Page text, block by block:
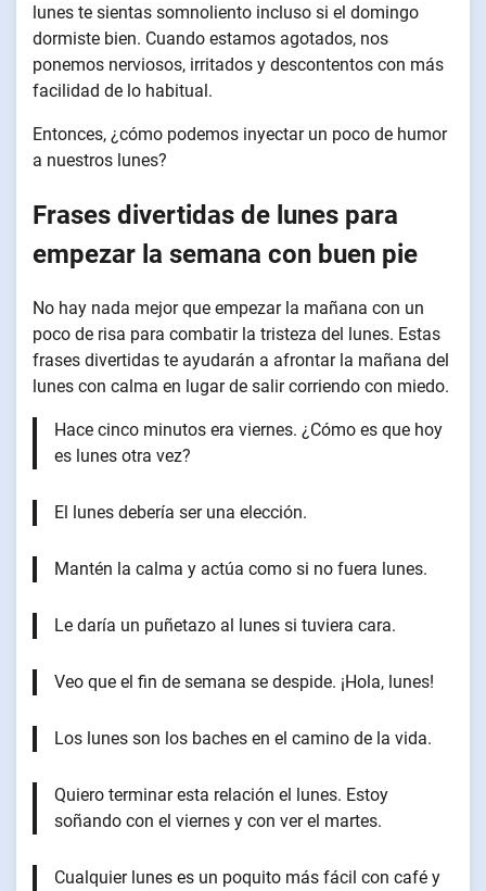
lunes te sientas somnoliento incluso si el domingo
dormiste bien. Cuando estamos agotados, nos
ponemos nerviosos, irritados y descontentos con más
facilidad de lo habitual.
Entonces, ¿cómo podemos inyectar un poco de humor
a nuestros lunes?
Frases divertidas de lunes para
empezar la semana con buen pie
No hay nada mejor que empezar la mañana con un
poco de risa para combatir la tristeza del lunes. Estas
frases divertidas te ayudarán a afrontar la mañana del
lunes con calma en lugar de salir corriendo con miedo.
Hace cinco minutos era viernes. ¿Cómo es que hoy
es lunes otra vez?
El lunes debería ser una elección.
Mantén la calma y actúa como si no fuera lunes.
Le daría un puñetazo al lunes si tuviera cara.
Veo que el fin de semana se despide. ¡Hola, lunes!
Los lunes son los baches en el camino de la vida.
Quiero terminar esta relación el lunes. Estoy
soñando con el viernes y con ver el martes.
Cualquier lunes es un poquito más fácil con café y